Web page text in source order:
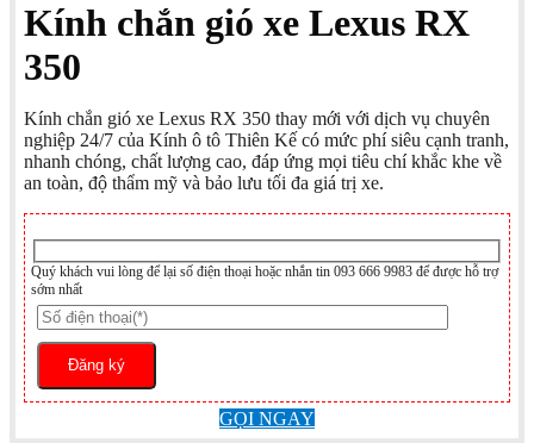
Kính chắn gió xe Lexus RX
350
Kính chắn gió xe Lexus RX 350 thay mới với dịch vụ chuyên
nghiệp 24/7 của Kính ô tô Thiên Kế có mức phí siêu cạnh tranh,
nhanh chóng, chất lượng cao, đáp ứng mọi tiêu chí khắc khe về
an toàn, độ thẩm mỹ và bảo lưu tối đa giá trị xe.
Quý khách vui lòng để lại số điện thoại hoặc nhắn tin 093 666 9983 để được hỗ trợ
sớm nhất
GỌI NGAY